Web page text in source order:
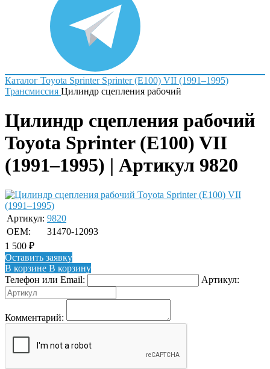
Каталог Toyota Sprinter Sprinter (E100) VII (1991–1995)
Трансмиссия Цилиндр сцепления рабочий
Цилиндр сцепления рабочий
Toyota Sprinter (E100) VII
(1991–1995) | Артикул 9820
Артикул: 9820
OEM:
31470-12093
1 500 ₽
Оставить заявку
В корзине В корзину
Телефон или Email:
Артикул:
Комментарий: